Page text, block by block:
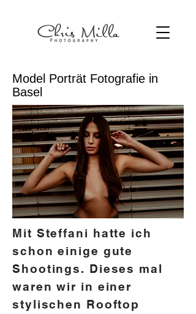
Model Porträt Fotografie in
Basel
Mit Steffani hatte ich
schon einige gute
Shootings. Dieses mal
waren wir in einer
stylischen Rooftop